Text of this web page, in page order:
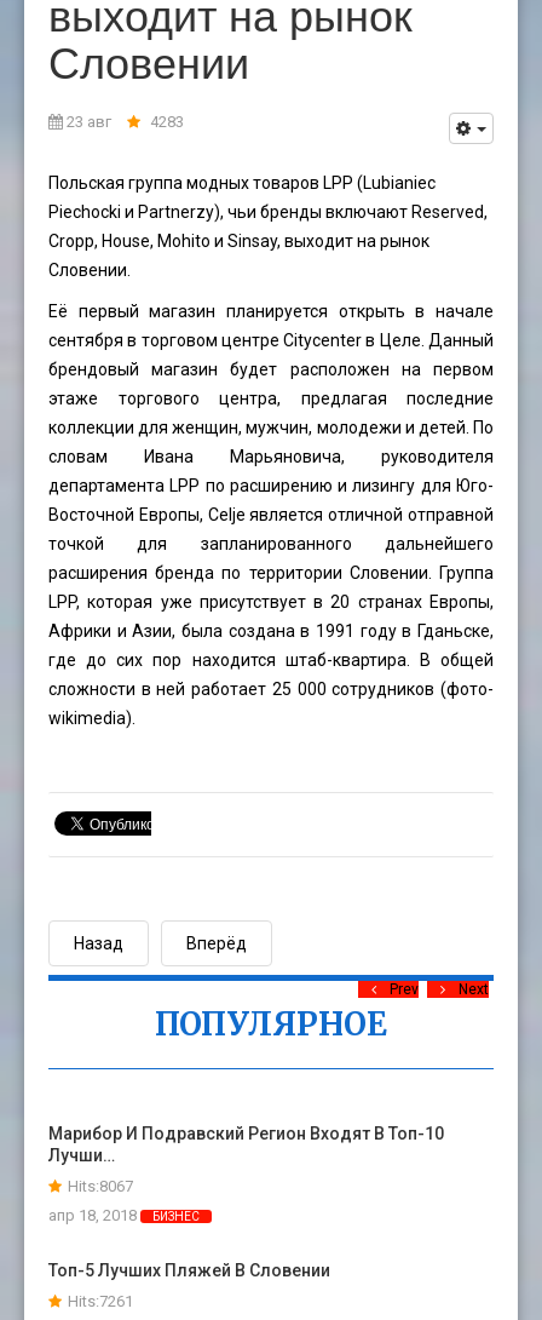
выходит на рынок
Словении
23 авг 4283
Польская группа модных товаров LPP (Lubianiec
Piechocki и Partnerzy), чьи бренды включают Reserved,
Cropp, House, Mohito и Sinsay, выходит на рынок
Словении.
Её первый магазин планируется открыть в начале
сентября в торговом центре Citycenter в Целе. Данный
брендовый магазин будет расположен на первом
этаже торгового центра, предлагая последние
коллекции для женщин, мужчин, молодежи и детей. По
словам Ивана Марьяновича, руководителя
департамента LPP по расширению и лизингу для Юго-
Восточной Европы, Celje является отличной отправной
точкой для запланированного дальнейшего
расширения бренда по территории Словении. Группа
LPP, которая уже присутствует в 20 странах Европы,
Африки и Азии, была создана в 1991 году в Гданьске,
где до сих пор находится штаб-квартира. В общей
сложности в ней работает 25 000 сотрудников (фото-
wikimedia).
Назад Вперёд
ПОПУЛЯРНОЕ
Prev Next
Марибор И Подравский Регион Входят В Топ-10
Лучши…
Hits:8067
апр 18, 2018
БИЗНЕС
Топ-5 Лучших Пляжей В Словении
Hits:7261